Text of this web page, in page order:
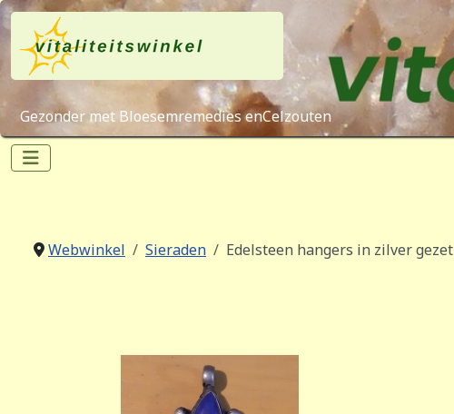
Gezonder met Bloesemremedies enCelzouten
Webwinkel Sieraden Edelsteen hangers in zilver gezet